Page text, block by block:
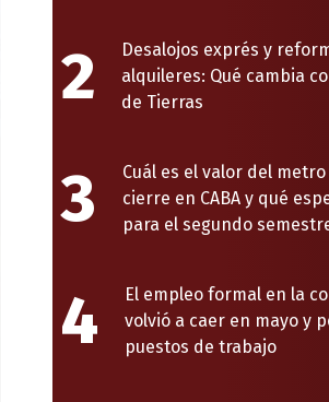
2
Desalojos exprés y
alquileres: Qué cambia
de Tierras
3
Cuál es el valor del
cierre en CABA y qué
para el segundo
4
El empleo formal en la
volvió a caer en mayo y
puestos de trabajo